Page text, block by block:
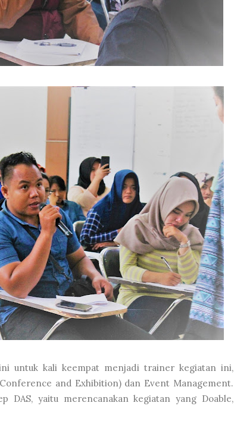
untuk kali keempat menjadi trainer kegiatan ini,
and Exhibition) dan Event Management.
DAS, yaitu merencanakan kegiatan yang Doable,